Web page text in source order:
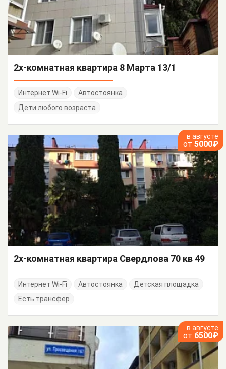
2х-комнатная квартира 8 Марта 13/1
Интернет Wi-Fi
Автостоянка
Дети любого возраста
в августе
от 5000₽
2х-комнатная квартира Свердлова 70 кв 49
Интернет Wi-Fi Автостоянка
Детская площадка
Есть трансфер
в августе
от 6500₽